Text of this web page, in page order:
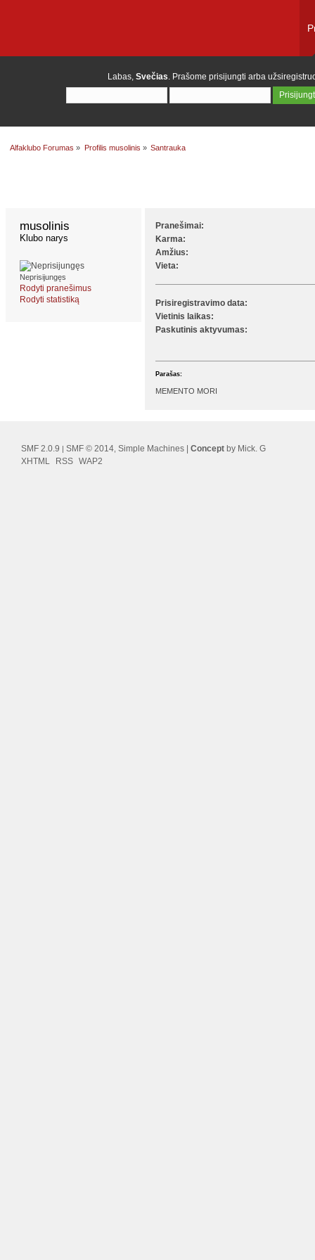
Labas, Svečias. Prašome prisijungti arba
Alfaklubo Forumas » Profilis musolinis » Santrauka
musolinis
Klubo narys
Neprisijungęs
Rodyti pranešimus
Rodyti statistiką
Pranešimai:
Karma:
Amžius:
Vieta:
Prisiregistravimo data:
Vietinis laikas:
Paskutinis aktyvumas:
Parašas:
MEMENTO MORI
SMF 2.0.9 | SMF © 2014 Simple Machines Concept by Mick. G
XHTML
RSS WAP2